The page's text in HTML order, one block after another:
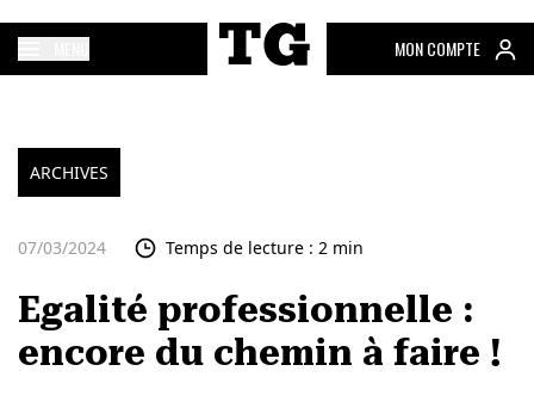
MON COMPTE
ARCHIVES
07/03/2024 Temps de lecture : 2 min
Egalité professionnelle :
encore du chemin à faire !